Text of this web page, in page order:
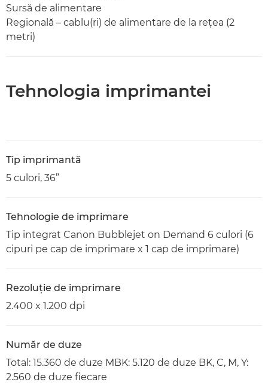
Sursă de alimentare
Regională – cablu(ri) de alimentare de la reţea (2
metri)
Tehnologia imprimantei
Tip imprimantă
5 culori, 36”
Tehnologie de imprimare
Tip integrat Canon Bubblejet on Demand 6 culori (6
cipuri pe cap de imprimare x 1 cap de imprimare)
Rezoluţie de imprimare
2.400 x 1.200 dpi
Număr de duze
Total: 15.360 de duze MBK: 5.120 de duze BK, C, M, Y:
2.560 de duze fiecare